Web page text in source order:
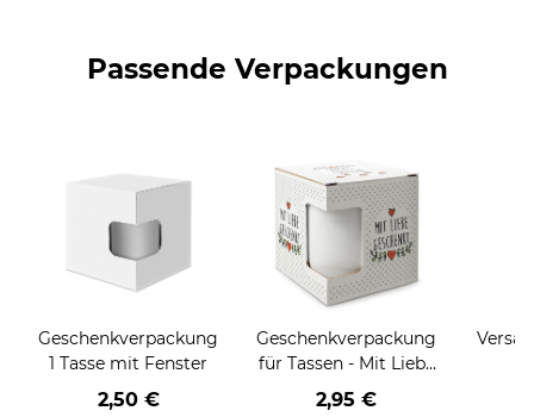
Passende Verpackungen
Geschenkverpackung
1 Tasse mit Fenster
2,50 €
Geschenkverpackung
für Tassen - Mit Liebe
geschenkt
2,95 €